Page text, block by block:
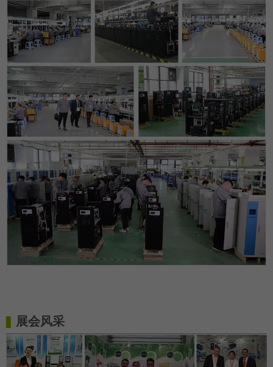
展会风采